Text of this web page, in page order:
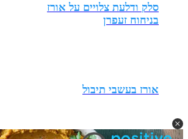
סלק ודלעת צלויים על אורז
בניחוח זעפרן
אורז בעשבי תיבול